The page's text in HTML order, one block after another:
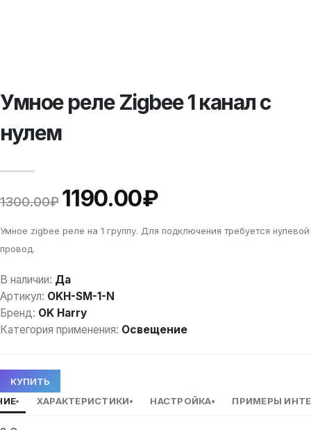
Умное реле Zigbee 1 канал с
нулем
1190.00₽
1300.00₽
Умное zigbee реле на 1 группу. Для подключения требуется нулевой
провод.
В наличии: Да
Артикул: OKH-SM-1-N
Бренд: OK Harry
Категория применения: Освещение
КУПИТЬ
ХАРАКТЕРИСТИКИ НАСТРОЙКА ПРИМЕРЫ